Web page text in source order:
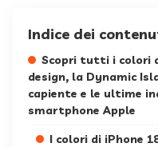
Indice dei
Scopri tutti i colori
design, la Dynamic
capiente e le ultime
smartphone Apple
I colori di iPhone